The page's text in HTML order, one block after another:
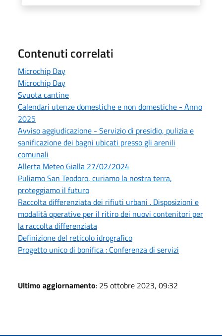
Contenuti correlati
Microchip Day
Microchip Day
Svuota cantine
Calendari utenze domestiche e non domestiche - Anno
2025
Avviso aggiudicazione - Servizio di presidio, pulizia e
sanificazione dei bagni ubicati presso gli arenili
comunali
Allerta Meteo Gialla 27/02/2024
Puliamo San Teodoro, curiamo la nostra terra,
proteggiamo il futuro
Raccolta differenziata dei rifiuti urbani . Disposizioni e
modalità operative per il ritiro dei nuovi contenitori per
la raccolta differenziata
Definizione del reticolo idrografico
Progetto unico di bonifica : Conferenza di servizi
Ultimo aggiornamento: 25 ottobre 2023, 09:32